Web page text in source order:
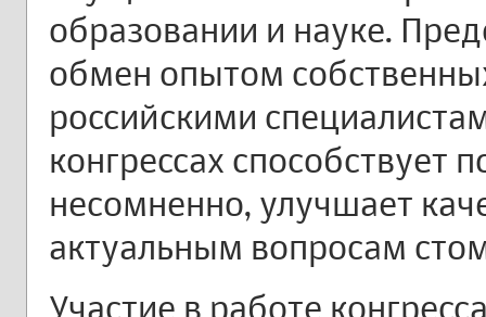
образовании и науке.
обмен опытом
российскими
конгрессах
несомненно, улучшает
актуальным вопросам
Участие в работе